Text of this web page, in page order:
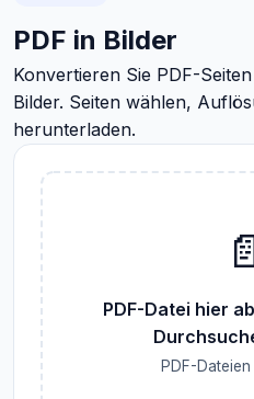
PDF in Bilder
Konvertieren Sie PDF-
Bilder. Seiten wählen,
herunterladen.
PDF-Datei hier
PDF-